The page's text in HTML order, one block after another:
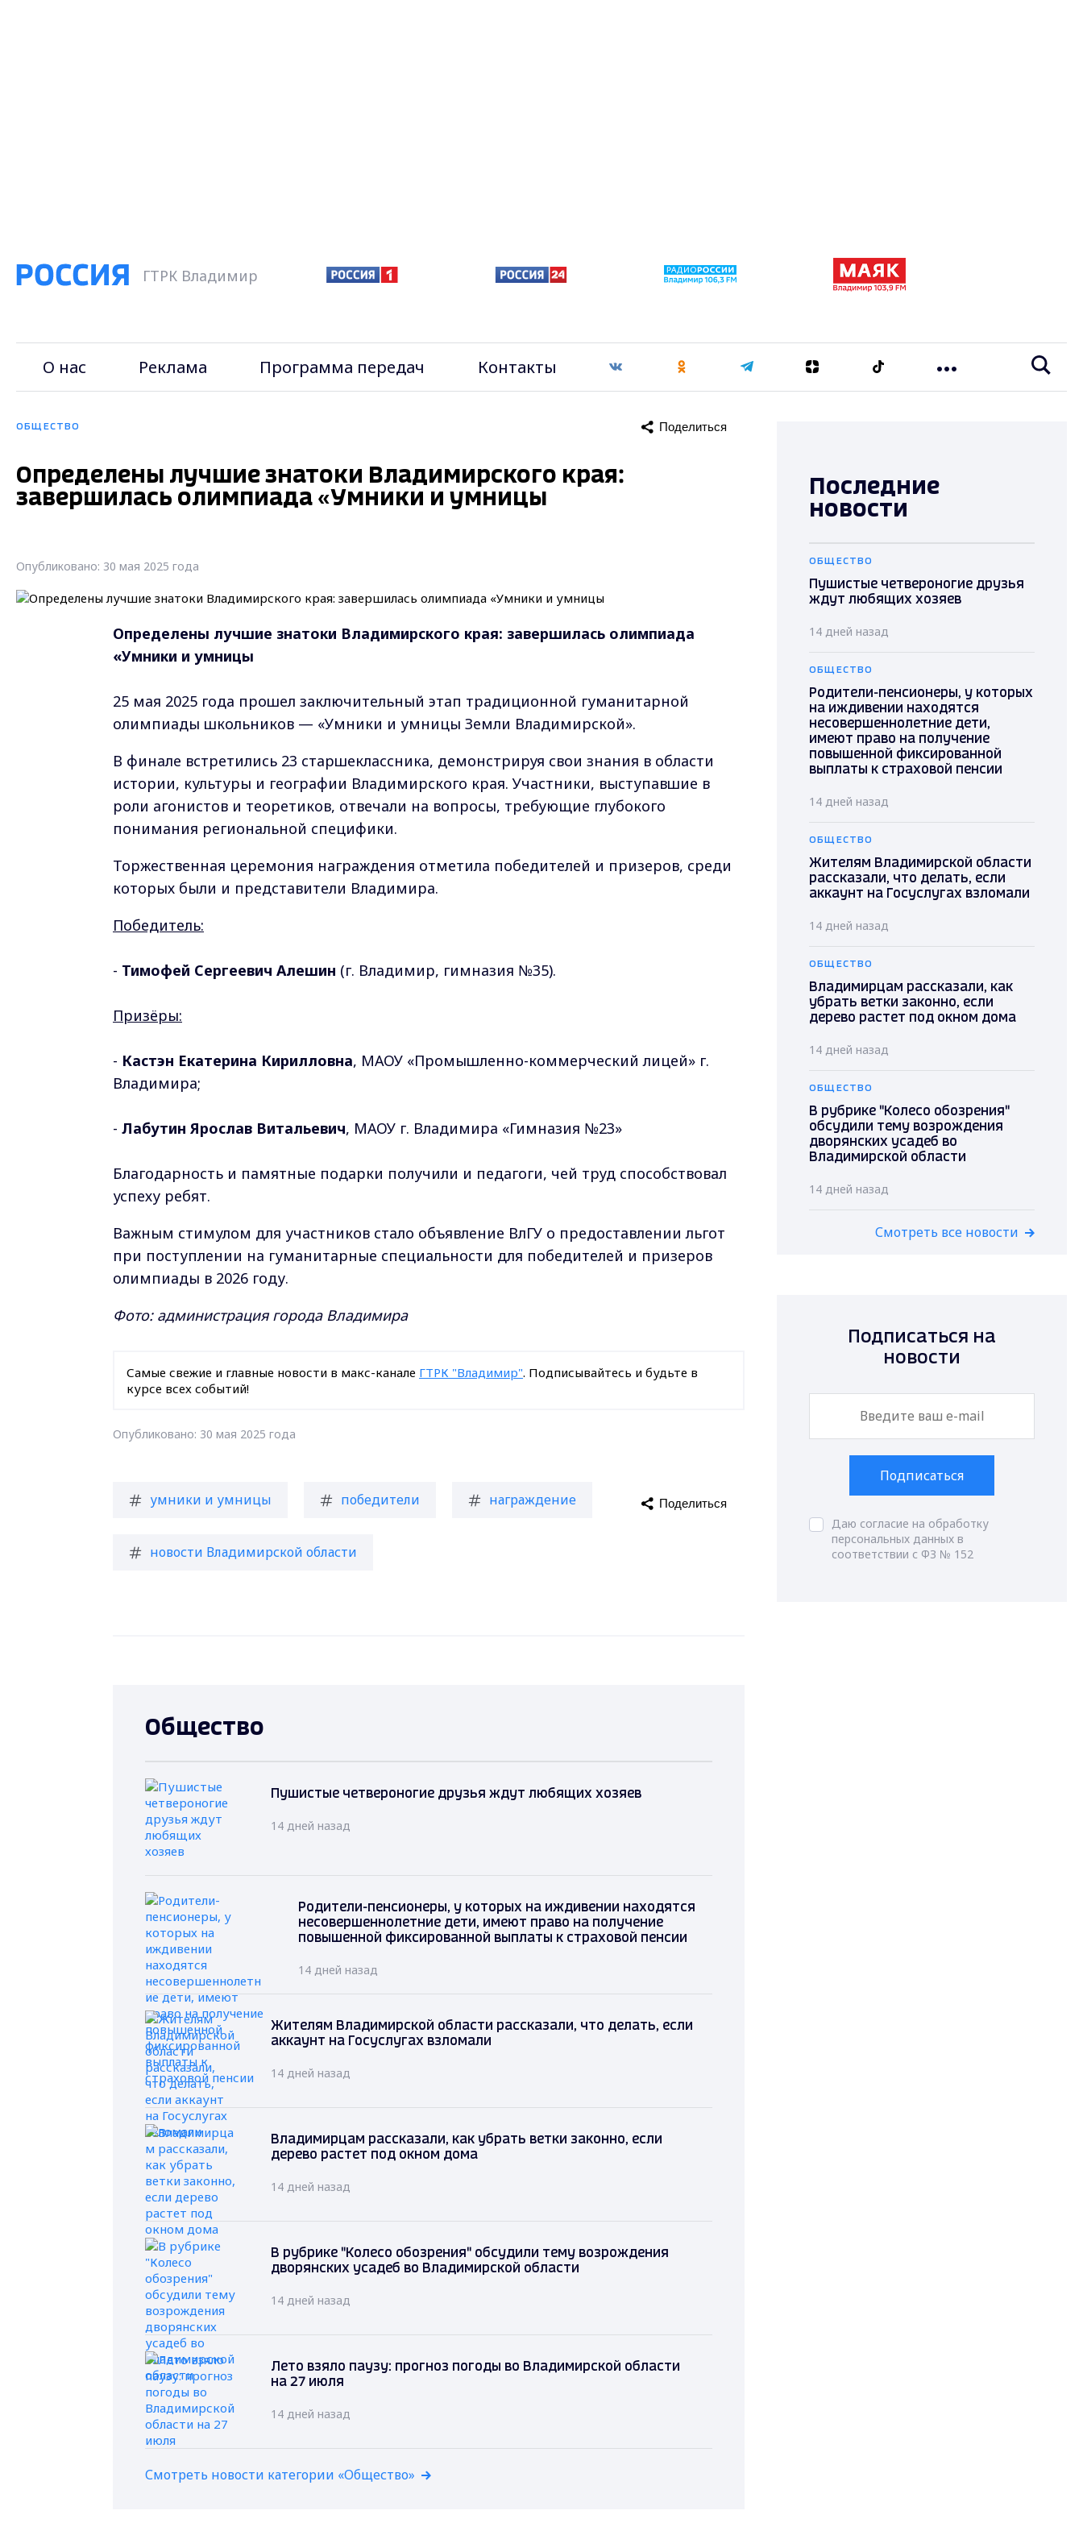
ГТРК Владимир
О нас Реклама Программа передач Контакты
ОБЩЕСТВО Поделиться
Определены лучшие знатоки Владимирского края:
завершилась олимпиада «Умники и умницы
Опубликовано: 30 мая 2025 года
Определены лучшие знатоки Владимирского края: завершилась олимпиада
«Умники и умницы
25 мая 2025 года прошел заключительный этап традиционной гуманитарной
олимпиады школьников — «Умники и умницы Земли Владимирской».
В финале встретились 23 старшеклассника, демонстрируя свои знания в области
истории, культуры и географии Владимирского края. Участники, выступавшие в
роли агонистов и теоретиков, отвечали на вопросы, требующие глубокого
понимания региональной специфики.
Торжественная церемония награждения отметила победителей и призеров, среди
которых были и представители Владимира.
Победитель:
- Тимофей Сергеевич Алешин (г. Владимир, гимназия №35).
⁣Призёры:
- Кастэн Екатерина Кирилловна, МАОУ «Промышленно-коммерческий лицей» г.
Владимира;
- Лабутин Ярослав Витальевич, МАОУ г. Владимира «Гимназия №23»
Благодарность и памятные подарки получили и педагоги, чей труд способствовал
успеху ребят.
Важным стимулом для участников стало объявление ВлГУ о предоставлении льгот
при поступлении на гуманитарные специальности для победителей и призеров
олимпиады в 2026 году.
Фото: администрация города Владимира
Самые свежие и главные новости в макс-канале ГТРК "Владимир". Подписывайтесь и будьте в
курсе всех событий!
Опубликовано: 30 мая 2025 года
умники и умницы победители награждение
новости Владимирской области
Поделиться
Общество
Пушистые четвероногие друзья ждут любящих хозяев
14 дней назад
Родители-пенсионеры, у которых на иждивении находятся
несовершеннолетние дети, имеют право на получение
повышенной фиксированной выплаты к страховой пенсии
14 дней назад
Жителям Владимирской области рассказали, что делать, если
аккаунт на Госуслугах взломали
14 дней назад
Владимирцам рассказали, как убрать ветки законно, если
дерево растет под окном дома
14 дней назад
В рубрике "Колесо обозрения" обсудили тему возрождения
дворянских усадеб во Владимирской области
14 дней назад
Лето взяло паузу: прогноз погоды во Владимирской области
на 27 июля
14 дней назад
Смотреть новости категории «Общество»
Последние
новости
ОБЩЕСТВО
Пушистые четвероногие друзья
ждут любящих хозяев
14 дней назад
ОБЩЕСТВО
Родители-пенсионеры, у которых
на иждивении находятся
несовершеннолетние дети,
имеют право на получение
повышенной фиксированной
выплаты к страховой пенсии
14 дней назад
ОБЩЕСТВО
Жителям Владимирской области
рассказали, что делать, если
аккаунт на Госуслугах взломали
14 дней назад
ОБЩЕСТВО
Владимирцам рассказали, как
убрать ветки законно, если
дерево растет под окном дома
14 дней назад
ОБЩЕСТВО
В рубрике "Колесо обозрения"
обсудили тему возрождения
дворянских усадеб во
Владимирской области
14 дней назад
Смотреть все новости
Подписаться на
новости
Подписаться
Даю согласие на обработку
персональных данных в
соответствии с ФЗ № 152